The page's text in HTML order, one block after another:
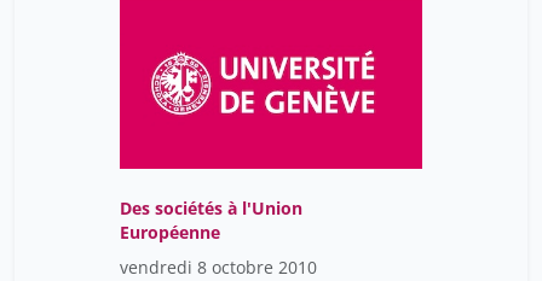
Des sociétés à l'Union
Européenne
vendredi 8 octobre 2010